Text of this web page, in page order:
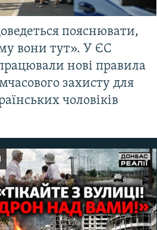
пояснювати,
вони тут». У ЄС
нові правила
захисту для
чоловіків